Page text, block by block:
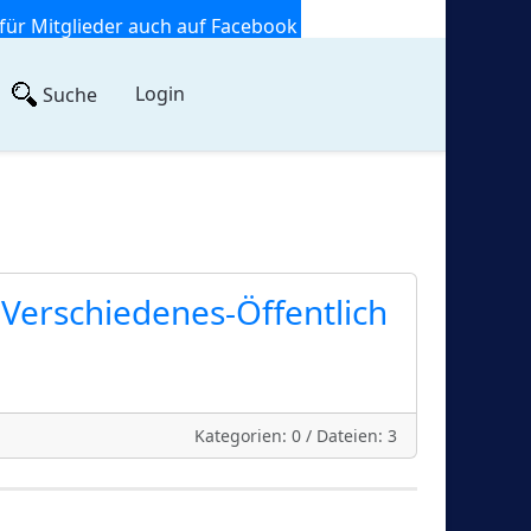
Mitglieder auch auf Facebook
Suche Login
Verschiedenes-Öffentlich
Kategorien: 0 / Dateien: 3